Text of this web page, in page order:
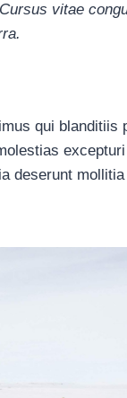
vitae
qui blanditiis
deserunt